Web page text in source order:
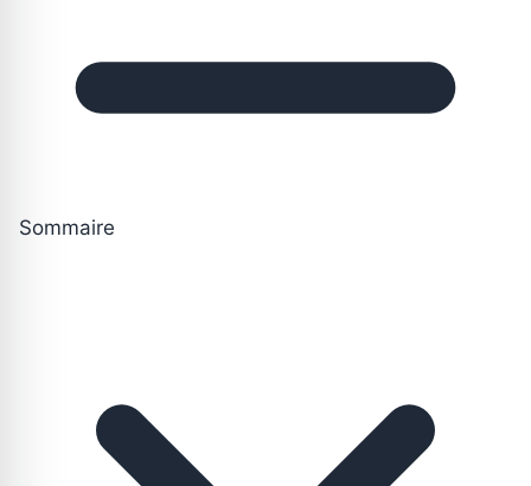
Sommaire